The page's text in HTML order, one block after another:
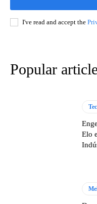
I've read and accept the
Popular
Elo